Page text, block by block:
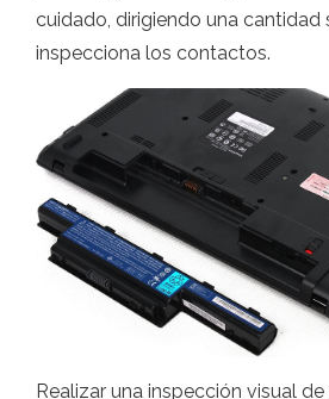
cuidado, dirigiendo una cantidad
inspecciona los contactos.
Realizar una inspección visual